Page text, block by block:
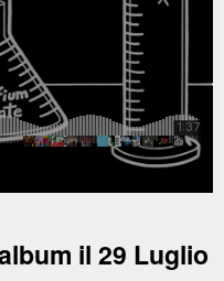
il 29 Luglio